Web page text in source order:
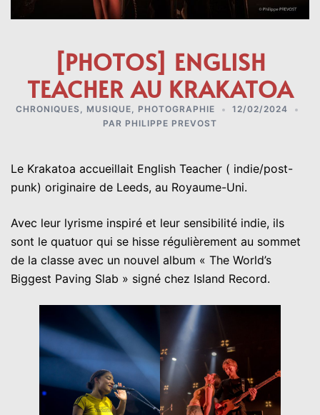
[PHOTOS] ENGLISH
TEACHER AU KRAKATOA
CHRONIQUES , MUSIQUE, PHOTOGRAPHIE
12/02/2024
PAR PHILIPPE PREVOST
Le Krakatoa accueillait English Teacher ( indie/post-
punk) originaire de Leeds, au Royaume-Uni.
Avec leur lyrisme inspiré et leur sensibilité indie, ils
sont le quatuor qui se hisse régulièrement au sommet
de la classe avec un nouvel album « The World’s
Biggest Paving Slab » signé chez Island Record.